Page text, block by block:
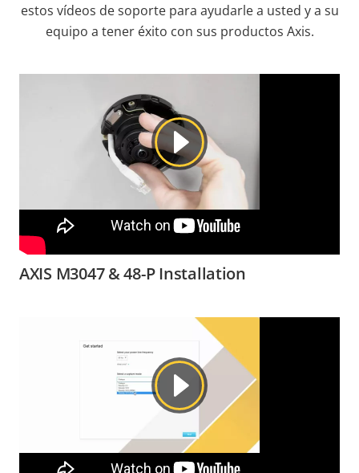
estos vídeos de soporte para ayudarle a usted y a su
equipo a tener éxito con sus productos Axis.
AXIS M3047 & 48-P Installation